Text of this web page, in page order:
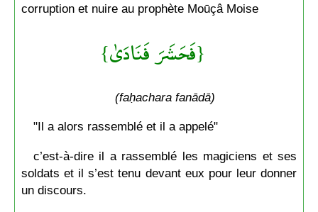
corruption et nuire au prophète Moūçâ Moise
{فَحَشَرَ فَنَادَىٰ}
(faḥachara fanādā)
"Il a alors rassemblé et il a appelé"
c’est-à-dire il a rassemblé les magiciens et ses
soldats et il s’est tenu devant eux pour leur donner
un discours.